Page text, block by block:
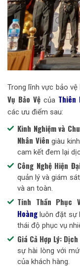
Trong lĩnh vực bảo vệ
Vụ Bảo Vệ của Thiên
các ưu điểm sau:
Kinh Nghiệm và
Nhân Viên giàu
cam kết đem lại
Công Nghệ Hiện
quản lý và giám
và an toàn.
Tinh Thần Phục
Hoàng luôn đặt sự
thái độ phục vụ
Giá Cả Hợp Lý: Dịch
sự hài lòng với
của khách hàng.